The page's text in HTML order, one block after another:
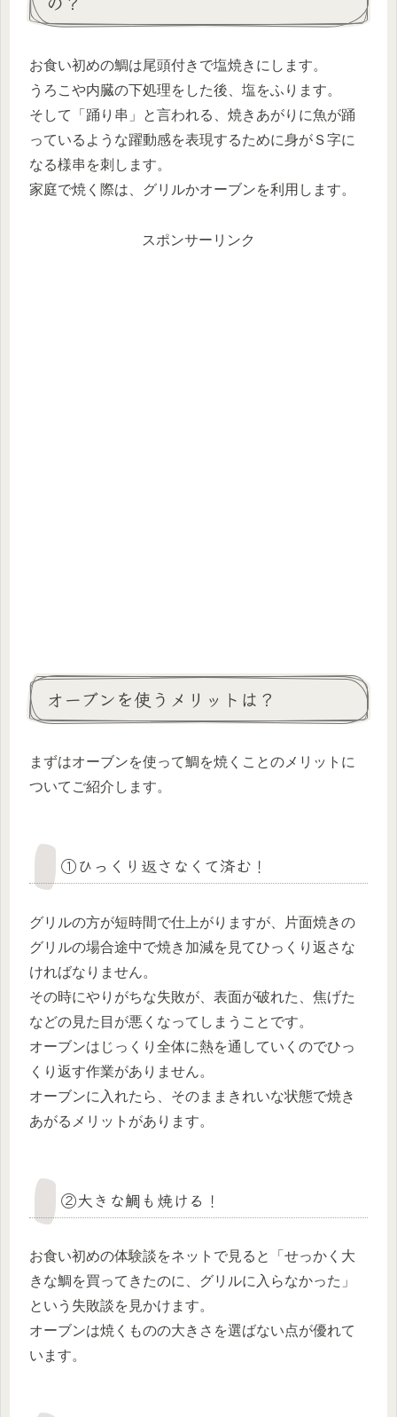
お食い初めの鯛は尾頭付きで塩焼きにします。
うろこや内臓の下処理をした後、塩をふります。
そして「踊り串」と言われる、焼きあがりに魚が踊
っているような躍動感を表現するために身がＳ字に
なる様串を刺します。
家庭で焼く際は、グリルかオーブンを利用します。
スポンサーリンク
オーブンを使うメリットは？
まずはオーブンを使って鯛を焼くことのメリットに
ついてご紹介します。
①ひっくり返さなくて済む！
グリルの方が短時間で仕上がりますが、片面焼きの
グリルの場合途中で焼き加減を見てひっくり返さな
ければなりません。
その時にやりがちな失敗が、表面が破れた、焦げた
などの見た目が悪くなってしまうことです。
オーブンはじっくり全体に熱を通していくのでひっ
くり返す作業がありません。
オーブンに入れたら、そのままきれいな状態で焼き
あがるメリットがあります。
②大きな鯛も焼ける！
お食い初めの体験談をネットで見ると「せっかく大
きな鯛を買ってきたのに、グリルに入らなかった」
という失敗談を見かけます。
オーブンは焼くものの大きさを選ばない点が優れて
います。